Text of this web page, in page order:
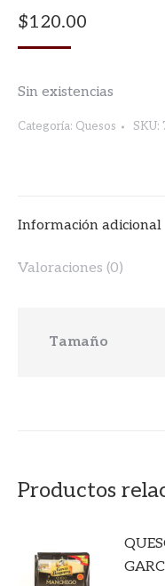
$120.00
Sin existencias
Categoría: Quesos SKU:
Información adicional
Valoraciones (0)
Tamaño
Productos